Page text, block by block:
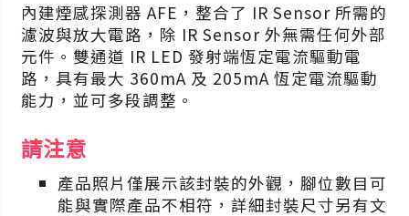
內建煙感探測器 AFE，整合了 IR Sensor 所需的
濾波與放大電路，除 IR Sensor 外無需任何外部
元件。雙通道 IR LED 發射端恆定電流驅動電
路，具有最大 360mA 及 205mA 恆定電流驅動
能力，並可多段調整。
請注意
產品照片僅展示該封裝的外觀，腳位數目可
能與實際產品不相符，詳細封裝尺寸另有文